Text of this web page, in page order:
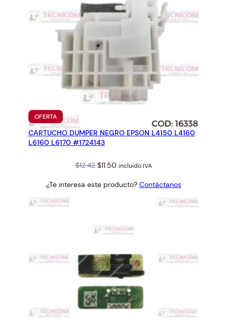
OFERTAPRODUCTO
EN
OFERTA
CARTUCHO DUMPER NEGRO EPSON L4150 L4160
L6160 L6170 #1724143
$12.42 Original
was:
$11.50Current
is:
incluido IVA
¿Te interesa este producto? Contáctanos